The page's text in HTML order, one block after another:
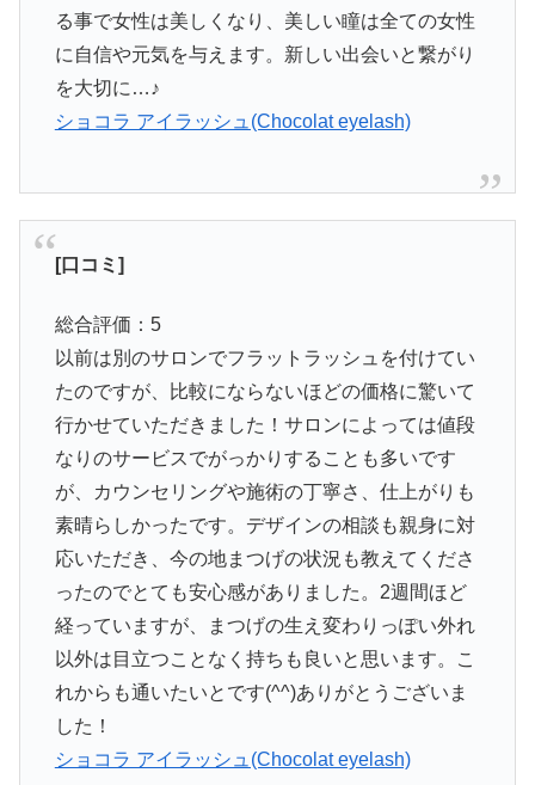
る事で女性は美しくなり、美しい瞳は全ての女性
に自信や元気を与えます。新しい出会いと繋がり
を大切に…♪
ショコラ アイラッシュ(Chocolat eyelash)
[口コミ]
総合評価：5
以前は別のサロンでフラットラッシュを付けてい
たのですが、比較にならないほどの価格に驚いて
行かせていただきました！サロンによっては値段
なりのサービスでがっかりすることも多いです
が、カウンセリングや施術の丁寧さ、仕上がりも
素晴らしかったです。デザインの相談も親身に対
応いただき、今の地まつげの状況も教えてくださ
ったのでとても安心感がありました。2週間ほど
経っていますが、まつげの生え変わりっぽい外れ
以外は目立つことなく持ちも良いと思います。こ
れからも通いたいとです(^^)ありがとうございま
した！
ショコラ アイラッシュ(Chocolat eyelash)